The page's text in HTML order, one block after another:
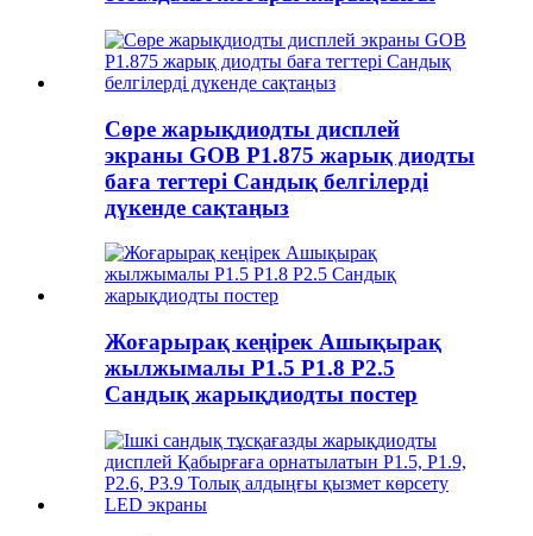
Сөре жарықдиодты дисплей
экраны GOB P1.875 жарық диодты
баға тегтері Сандық белгілерді
дүкенде сақтаңыз
Жоғарырақ кеңірек Ашықырақ
жылжымалы P1.5 P1.8 P2.5
Сандық жарықдиодты постер